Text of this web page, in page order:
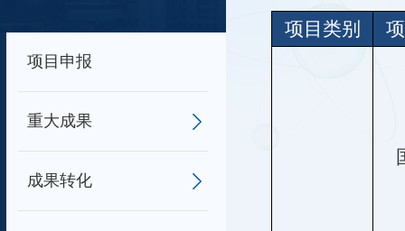
项目申报
重大成果
成果转化
项目类别